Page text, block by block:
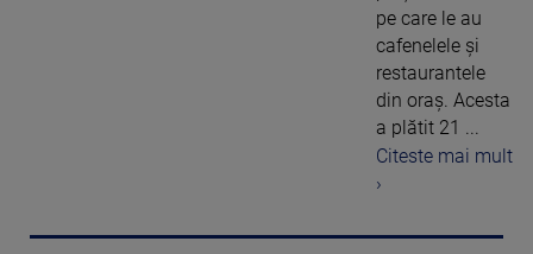
pe care le au
cafenelele și
restaurantele
din oraș. Acesta
a plătit 21 ...
Citeste mai mult
›